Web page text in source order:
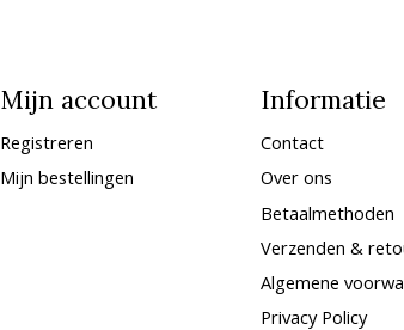
Mijn account
Registreren
Mijn bestellingen
Informatie
Contact
Over ons
Betaalmethoden
Verzenden &
Algemene
Privacy Policy